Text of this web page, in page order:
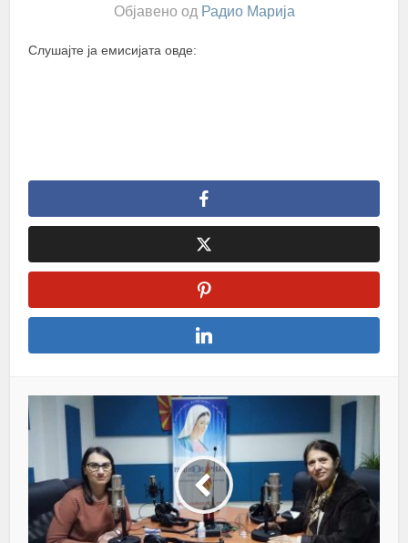
Објавено од Радио Марија
Слушајте ја емисијата овде: